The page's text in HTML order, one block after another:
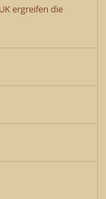
ergreifen die